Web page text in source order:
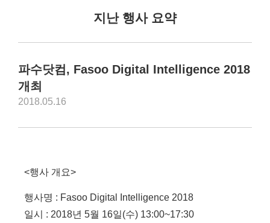
지난 행사 요약
파수닷컴, Fasoo Digital Intelligence 2018
개최
2018.05.16
<행사 개요>
행사명 : Fasoo Digital Intelligence 2018
일시 : 2018년 5월 16일(수) 13:00~17:30